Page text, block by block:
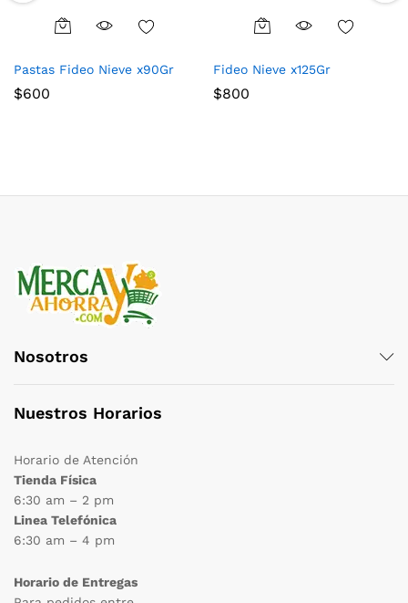
Pastas Fideo Nieve x90Gr
$600
Fideo Nieve x125Gr
$800
Nosotros
Nuestros Horarios
Horario de Atención
Tienda Física
6:30 am – 2 pm
Linea Telefónica
6:30 am – 4 pm
Horario de Entregas